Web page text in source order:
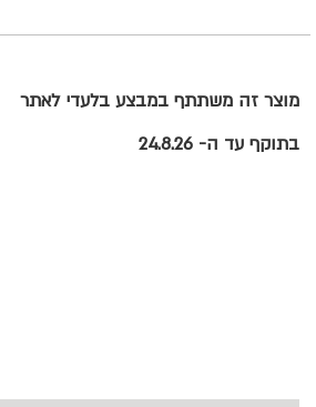
מוצר זה משתתף במבצע בלעדי לאתר
בתוקף עד ה- 24.8.26